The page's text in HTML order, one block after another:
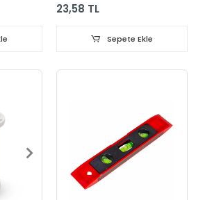
23,58 TL
Sepete Ekle